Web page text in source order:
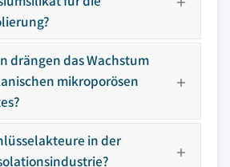
drängen das Wachstum
mikroporösen
in der